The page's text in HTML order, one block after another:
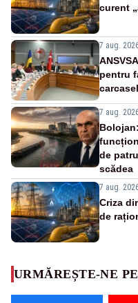
curent
7 aug.
pentru
7 aug.
de
scădea
7 aug.
Criza
de
URMĂREȘTE-NE PE